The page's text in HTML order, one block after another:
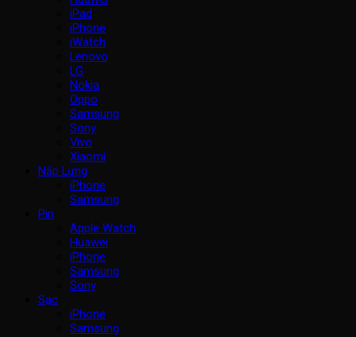
iPad
iPhone
iWatch
Lenovo
LG
Nokia
Oppo
Samsung
Sony
Vivo
Xiaomi
Nắp Lưng
iPhone
Samsung
Pin
Apple Watch
Huawei
iPhone
Samsung
Sony
Sạc
iPhone
Samsung